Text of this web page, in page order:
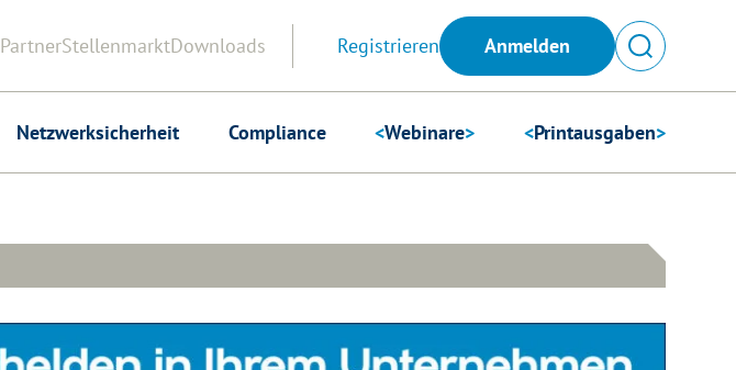
PartnerStellenmarktDownloads Registrieren Anmelden
Netzwerksicherheit Compliance <Webinare> <Printausgaben>